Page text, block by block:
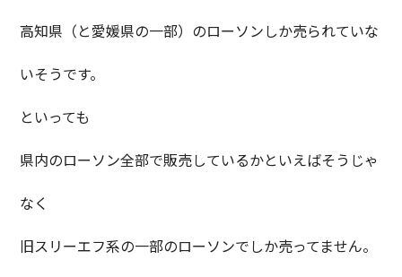
高知県（と愛媛県の一部）のローソンしか売られていな
いそうです。
といっても
県内のローソン全部で販売しているかといえばそうじゃ
なく
旧スリーエフ系の一部のローソンでしか売ってません。